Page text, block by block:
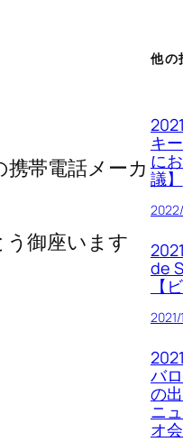
帯電話メーカ
う御座います
他の
キ
に
議】
de
【
バ
の
ニ
オ会